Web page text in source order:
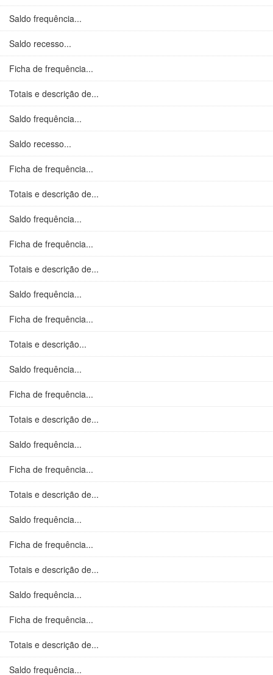
Saldo frequência...
Saldo recesso...
Ficha de frequência...
Totais e descrição de...
Saldo frequência...
Saldo recesso...
Ficha de frequência...
Totais e descrição de...
Saldo frequência...
Ficha de frequência...
Totais e descrição de...
Saldo frequência...
Ficha de frequência...
Totais e descrição...
Saldo frequência...
Ficha de frequência...
Totais e descrição de...
Saldo frequência...
Ficha de frequência...
Totais e descrição de...
Saldo frequência...
Ficha de frequência...
Totais e descrição de...
Saldo frequência...
Ficha de frequência...
Totais e descrição de...
Saldo frequência...